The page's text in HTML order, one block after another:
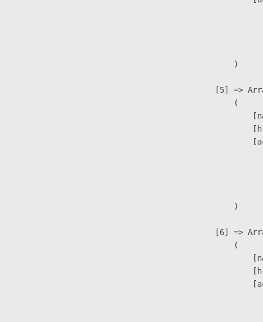
                        )
[5] =>
                        (
                        )
[6] =>
                        (